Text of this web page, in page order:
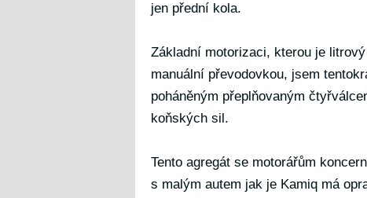
jen přední kola.
Základní motorizaci, kterou je
manuální převodovkou, jsem
poháněným přeplňovaným
koňských sil.
Tento agregát se motorářům
s malým autem jak je Kamiq má